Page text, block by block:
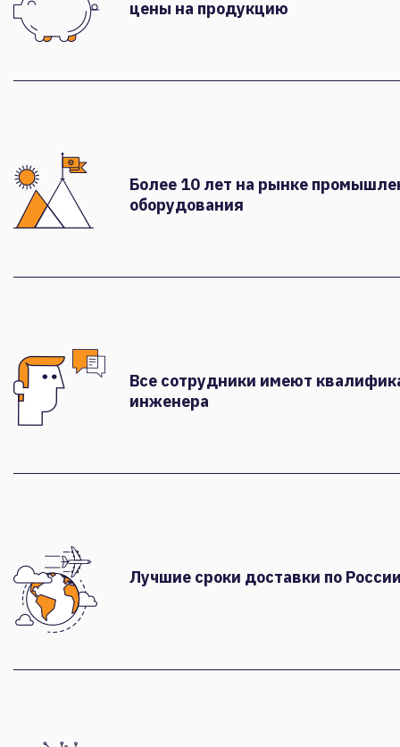
цены на продукцию
Более 10 лет на рынке
оборудования
Все сотрудники имеют
инженера
Лучшие сроки доставки по